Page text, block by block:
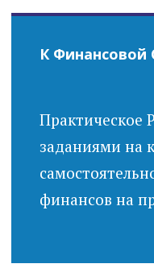
К Финансовой
Практическое
заданиями на
финансов на